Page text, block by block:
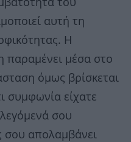
του
αυτή τη
Η
παραμένει μέσα στο
όμως βρίσκεται
συμφωνία είχατε
σου
σου απολαμβάνει